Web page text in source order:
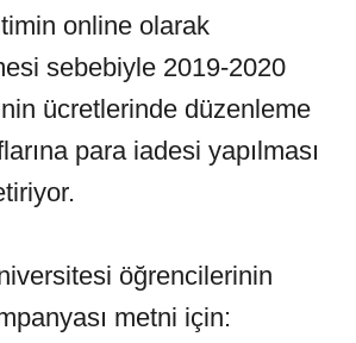
online olarak
sebebiyle 2019-2020
ücretlerinde düzenleme
para iadesi yapılması
öğrencilerinin
metni için: